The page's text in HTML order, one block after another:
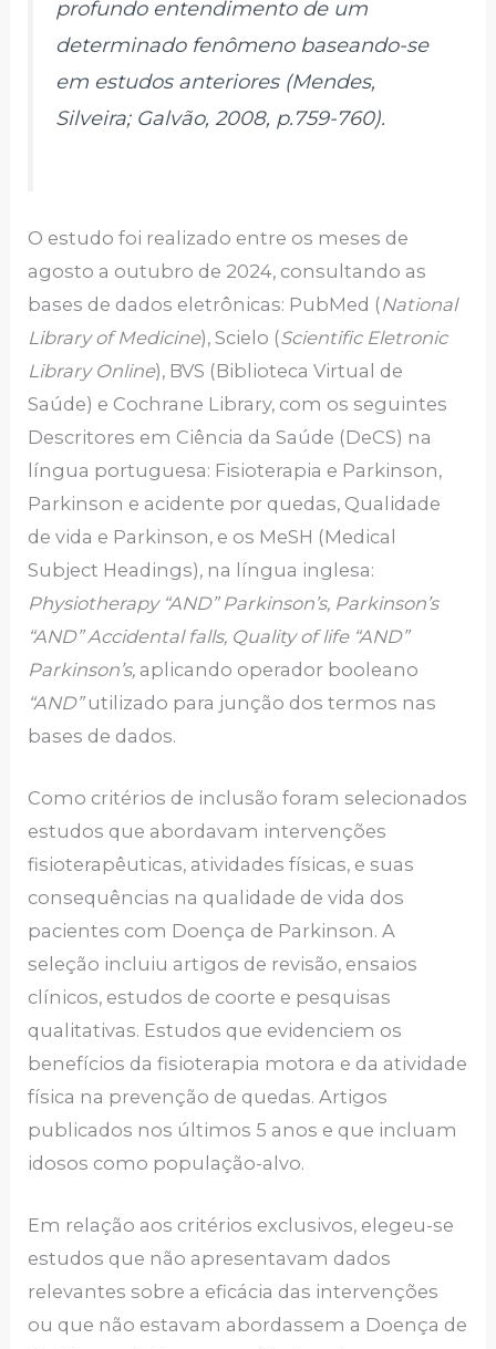
profundo entendimento de um
determinado fenômeno baseando-se
em estudos anteriores (Mendes,
Silveira; Galvão, 2008, p.759-760).
O estudo foi realizado entre os meses de
agosto a outubro de 2024, consultando as
bases de dados eletrônicas: PubMed (National
Library of Medicine), Scielo (Scientific Eletronic
Library Online), BVS (Biblioteca Virtual de
Saúde) e Cochrane Library, com os seguintes
Descritores em Ciência da Saúde (DeCS) na
língua portuguesa: Fisioterapia e Parkinson,
Parkinson e acidente por quedas, Qualidade
de vida e Parkinson, e os MeSH (Medical
Subject Headings), na língua inglesa:
Physiotherapy “AND” Parkinson’s, Parkinson’s
“AND” Accidental falls, Quality of life “AND”
Parkinson’s, aplicando operador booleano
“AND”utilizado para junção dos termos nas
bases de dados.
Como critérios de inclusão foram selecionados
estudos que abordavam intervenções
fisioterapêuticas, atividades físicas, e suas
consequências na qualidade de vida dos
pacientes com Doença de Parkinson. A
seleção incluiu artigos de revisão, ensaios
clínicos, estudos de coorte e pesquisas
qualitativas. Estudos que evidenciem os
benefícios da fisioterapia motora e da atividade
física na prevenção de quedas. Artigos
publicados nos últimos 5 anos e que incluam
idosos como população-alvo.
Em relação aos critérios exclusivos, elegeu-se
estudos que não apresentavam dados
relevantes sobre a eficácia das intervenções
ou que não estavam abordassem a Doença de